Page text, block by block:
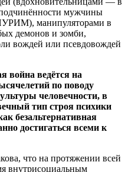
мужчины
манипуляторами в
демонов и зомби,
вождей или псевдовождей
война ведётся на
по поводу
человечности, в
тип строя психики
безальтернативная
достигаться всеми к
что на протяжении всей
внутрисоциальным